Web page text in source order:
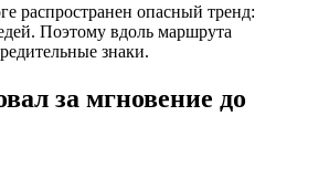
распространен опасный тренд:
Поэтому вдоль маршрута
знаки.
за мгновение до